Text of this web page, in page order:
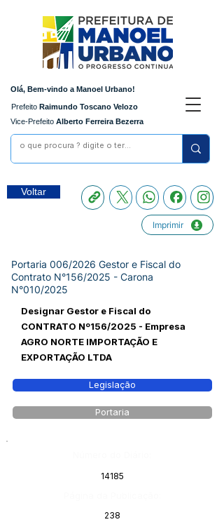
Olá, Bem-vindo a Manoel Urbano!
Prefeito Raimundo Toscano Velozo
Vice-Prefeito Alberto Ferreira Bezerra
Voltar
Imprimir
Portaria 006/2026 Gestor e Fiscal do
Contrato N°156/2025 - Carona
N°010/2025
Designar Gestor e Fiscal do
CONTRATO Nº156/2025 - Empresa
AGRO NORTE IMPORTAÇÃO E
EXPORTAÇÃO LTDA
Legislação
Portaria
14185
238